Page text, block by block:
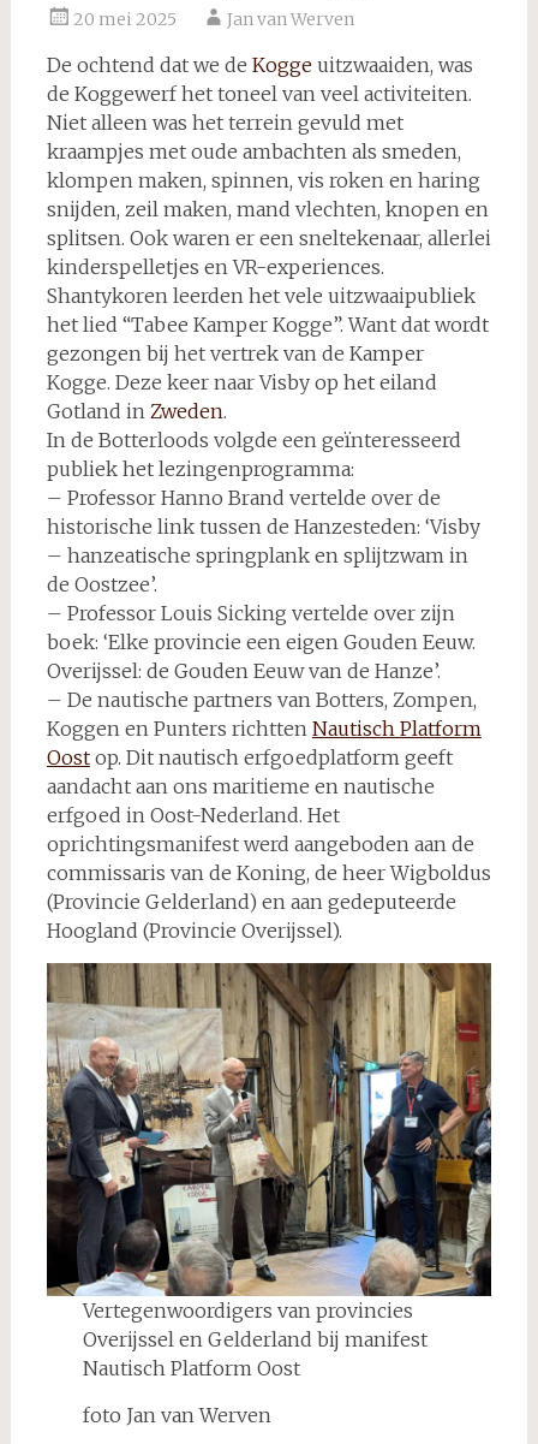
20 mei 2025 Jan van Werven
De ochtend dat we de Koggeuitzwaaiden, was
de Koggewerf het toneel van veel activiteiten.
Niet alleen was het terrein gevuld met
kraampjes met oude ambachten als smeden,
klompen maken, spinnen, vis roken en haring
snijden, zeil maken, mand vlechten, knopen en
splitsen. Ook waren er een sneltekenaar, allerlei
kinderspelletjes en VR-experiences.
Shantykoren leerden het vele uitzwaaipubliek
het lied “Tabee Kamper Kogge”. Want dat wordt
gezongen bij het vertrek van de Kamper
Kogge. Deze keer naar Visby op het eiland
Gotland in Zweden.
In de Botterloods volgde een geïnteresseerd
publiek het lezingenprogramma:
– Professor Hanno Brand vertelde over de
historische link tussen de Hanzesteden: ‘Visby
– hanzeatische springplank en splijtzwam in
de Oostzee’.
– Professor Louis Sicking vertelde over zijn
boek: ‘Elke provincie een eigen Gouden Eeuw.
Overijssel: de Gouden Eeuw van de Hanze’.
– De nautische partners van Botters, Zompen,
Koggen en Punters richtten Nautisch Platform
Oostop. Dit nautisch erfgoedplatform geeft
aandacht aan ons maritieme en nautische
erfgoed in Oost-Nederland. Het
oprichtingsmanifest werd aangeboden aan de
commissaris van de Koning, de heer Wigboldus
(Provincie Gelderland) en aan gedeputeerde
Hoogland (Provincie Overijssel).
Vertegenwoordigers van provincies
Overijssel en Gelderland bij manifest
Nautisch Platform Oost
foto Jan van Werven